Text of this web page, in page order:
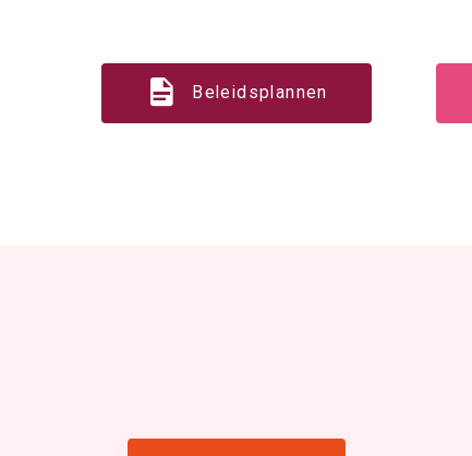
Beleidsplannen